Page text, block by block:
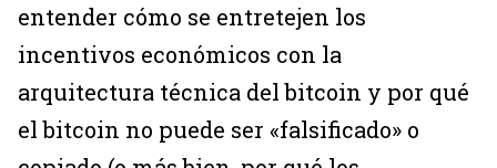
entender cómo se entretejen los
incentivos económicos con la
arquitectura técnica del bitcoin y por qué
el bitcoin no puede ser «falsificado» o